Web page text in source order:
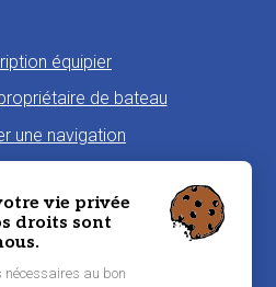
équipier
de bateau
une navigation
Morbi'Embark
pratique maritime
d'utilisation
vie privée
droits sont
nécessaires au bon